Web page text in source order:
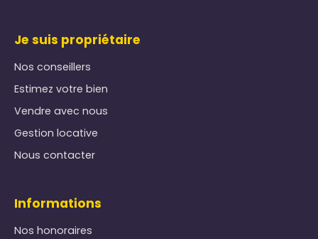
Je suis propriétaire
Nos conseillers
Estimez votre bien
Vendre avec nous
Gestion locative
Nous contacter
Informations
Nos honoraires